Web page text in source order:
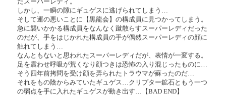
しかし、一瞬の隙にギュゲスに逃げられてしまう…
そして運の悪いことに【黒龍会】の構成員に見つかってしまう。
急に襲いかかる構成員をなんなく蹴散らすスーパーレディだった
のだが、手をはじかれた構成員の手が偶然スーパーレディの顔に
触れてしまう…
なんともないと思われたスーパーレディだが、表情が一変する。
足を震わせ呼吸が荒くなり顔つきは恐怖の入り混じったものに…
そう四年前拷問を受け顔を弄られたトラウマが蘇ったのだ…
それをもの陰からみていたギュゲス…クリプター鉱石ともう一つ
の弱点を手に入れたギュゲスが動き出す…【BAD END】